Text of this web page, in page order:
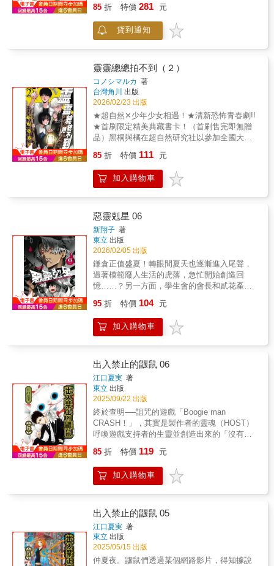
狀，展現真正的實力，卻又恢復成小孩子的模
樣，再次陷入危機！織姬的能力也遭到封鎖，
讓一護他們走頭無路……此時出現強大的幫
85 折 特價 281 元
貨到通知
靈靈總總拍不到（２）
コノシマルカ 著
台灣角川 出版
2026/02/23 出版
★超自然✕少年少女相遇！★清新恐怖青春劇!!
★首刷限定精美典藏書卡！（首刷售完即無贈
品）黑桐與橘在超自然研究社以參加全國大賽
而四處奔走時，被不得了的惡靈盯上…都市傳
說與非法打工，以及陋習村…恐懼與青春加速
的第二集!!© 2026 KONOSHIMARUKA /
85 折 特價 111 元
加入購物車
惡靈剋星 06
新翔子 著
東立 出版
2026/02/05 出版
鎌倉正值盛夏！轉眼間夏天也逐漸進入尾聲，
過著模範廢人生活的虎落，急忙開始創造回
憶……？另一方面，學生會的會長和貳花產生
對抗賽卻即將登場──？
95 折 特價 104 元
加入購物車
出入禁止的鼴鼠 06
江口夏実 著
東立 出版
2025/09/22 出版
終於查明──詛咒的遊戲「Boogie man
CRASH！」，其實是製作者的靈魂（HOST）
呼喚遊戲支持者的生靈並創造出來的「沒有批
走靈（HOST），但隨著遊戲進度，越來越顯而
易見的，卻是製作者心中的黑暗面──。他們能
夠打到真結局嗎？詛咒遊戲篇……進入最後高
85 折 特價 119 元
加入購物車
出入禁止的鼴鼠 05
江口夏実 著
東立 出版
2025/05/15 出版
仲夏夜。鼴鼠們透過某個網路影片，得知據說